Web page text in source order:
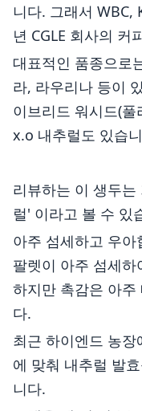
니다. 그래서 WBC,
년 CGLE 회사의 커
대표적인 품종으로
라, 라우리나 등이
이브리드 워시드(
x.o 내추럴도 있습
리뷰하는 이 생두
럴' 이라고 볼 수 있
아주 섬세하고 우
팔렛이 아주 섬세
하지만 촉감은 아주
다.
최근 하이엔드 농
에 맞춰 내추럴 발
니다.